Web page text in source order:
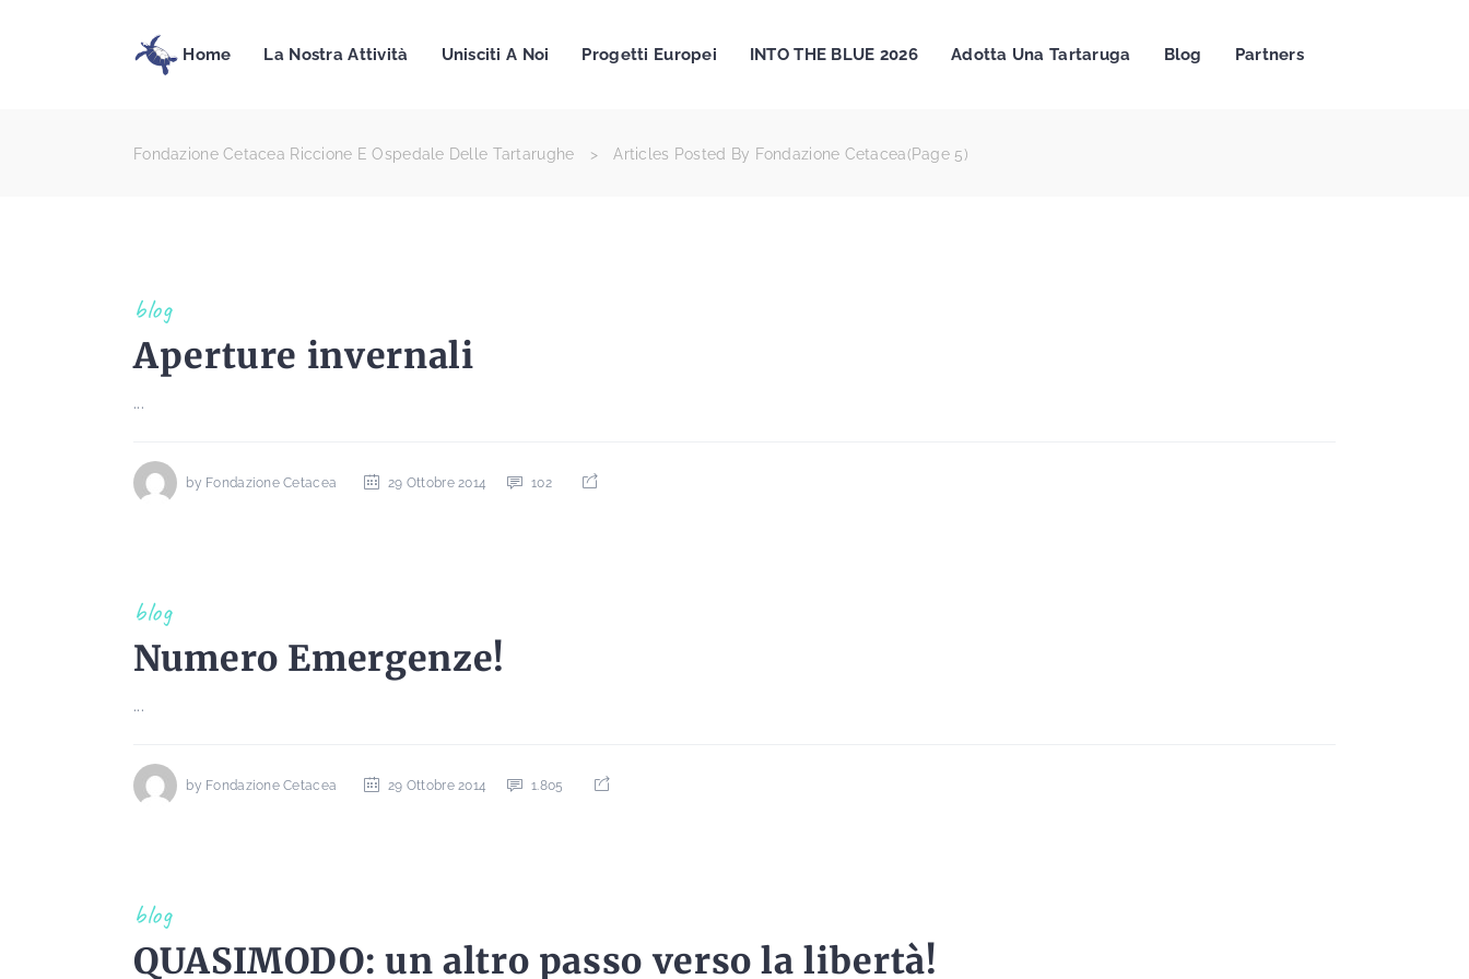
Home La Nostra Attività Unisciti A Noi Progetti Europei INTO THE BLUE 2026 Adotta Una Tartaruga Blog Partners
Fondazione Cetacea Riccione E Ospedale Delle Tartarughe > Articles Posted By Fondazione Cetacea(Page 5)
blog
Aperture invernali
...
by Fondazione Cetacea 29 Ottobre 2014 102
blog
Numero Emergenze!
...
by Fondazione Cetacea 29 Ottobre 2014 1.805
blog
QUASIMODO: un altro passo verso la libertà!